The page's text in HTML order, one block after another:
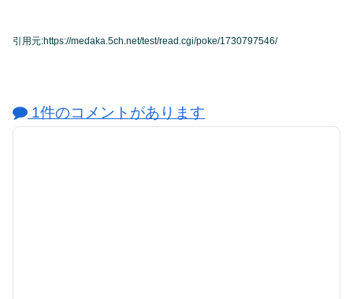
引用元:https://medaka.5ch.net/test/read.cgi/poke/1730797546/
1件のコメントがあります